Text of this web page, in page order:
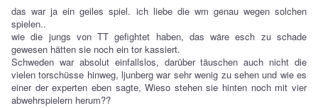
das war ja ein geiles spiel. ich liebe die wm genau wegen solchen
spielen..
wie die jungs von TT gefightet haben, das wäre esch zu schade
gewesen hätten sie noch ein tor kassiert.
Schweden war absolut einfallslos, darüber täuschen auch nicht die
vielen torschüsse hinweg, ljunberg war sehr wenig zu sehen und wie es
einer der experten eben sagte, Wieso stehen sie hinten noch mit vier
abwehrspielern herum??